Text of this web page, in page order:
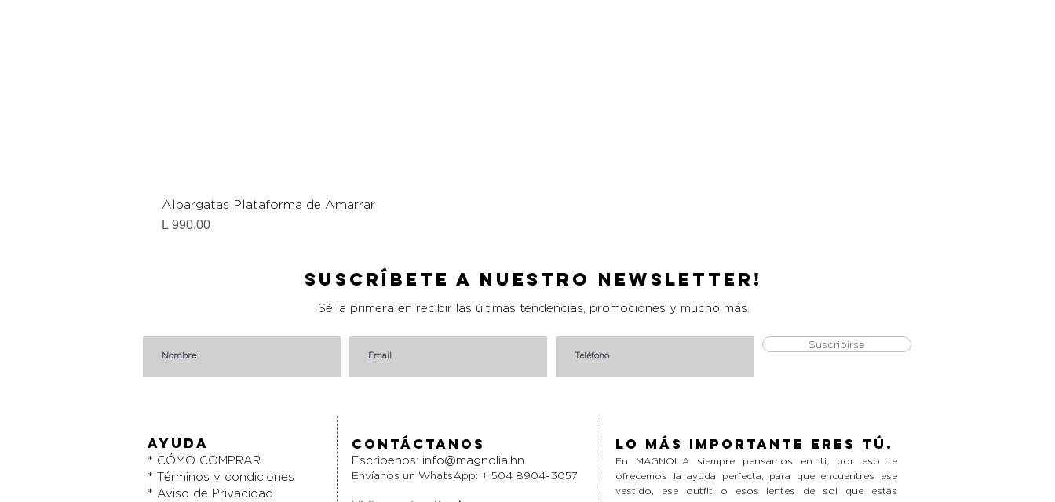
Alpargatas Plataforma de Amarrar
Precio
L 990.00
Suscríbete a nuestro Newsletter!
Sé la primera en recibir las últimas tendencias, promociones y mucho más.
Suscribirse
AYUDA
* CÓMO COMPRAR
* Términos y condiciones
* Aviso de Privacidad
Contáctanos
Escribenos: info@magnolia.hn
Envíanos un WhatsApp: + 504 8904-3057
Lo más importante eres tú.
En MAGNOLIA siempre pensamos en ti, por eso te
ofrecemos la ayuda perfecta, para que encuentres ese
vestido, ese outfit o esos lentes de sol que estás